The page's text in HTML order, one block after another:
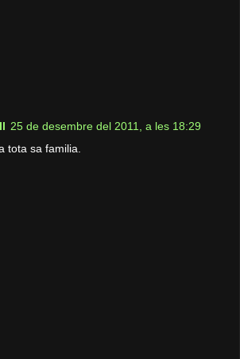
25 de desembre del 2011, a les 18:29
tota sa familia.